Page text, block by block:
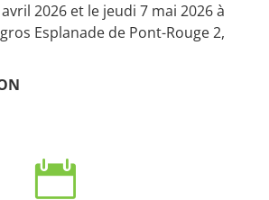
2026 et le jeudi 7 mai 2026 à
Esplanade de Pont-Rouge 2,
